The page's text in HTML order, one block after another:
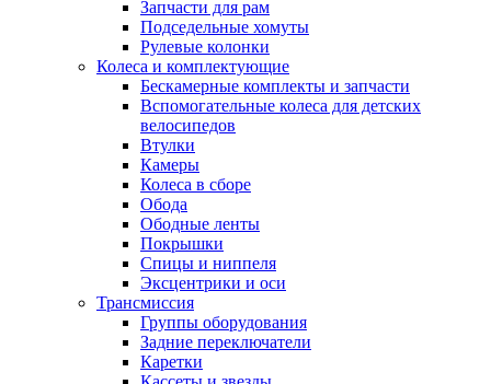
Запчасти для рам
Подседельные хомуты
Рулевые колонки
Колеса и комплектующие
Бескамерные комплекты и запчасти
Вспомогательные колеса для детских
велосипедов
Втулки
Камеры
Колеса в сборе
Обода
Ободные ленты
Покрышки
Спицы и ниппеля
Эксцентрики и оси
Трансмиссия
Группы оборудования
Задние переключатели
Каретки